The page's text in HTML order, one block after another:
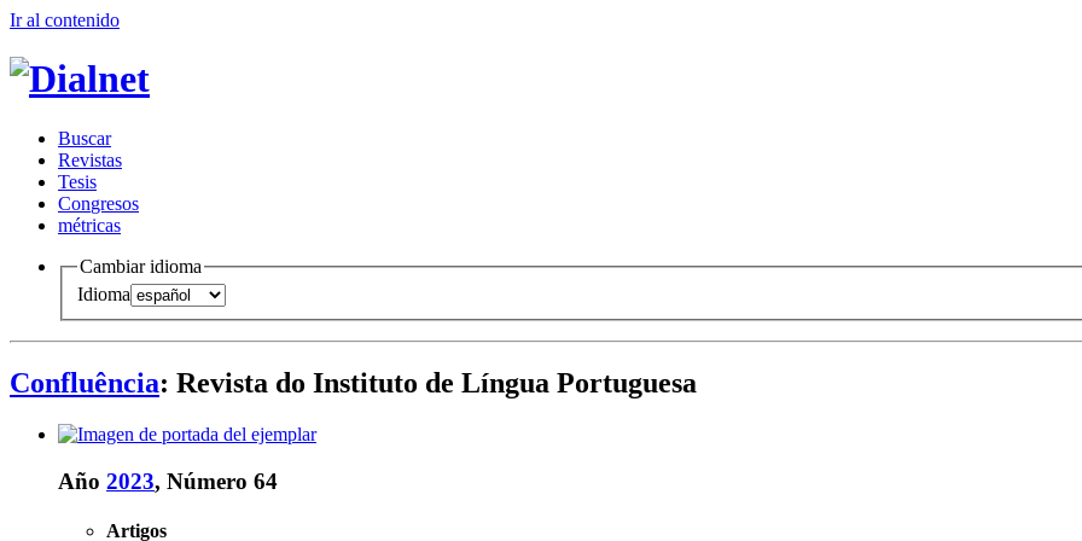
Ir al contenido
Buscar
Revistas
Tesis
Congresos
métricas
Cambiar idioma
Idioma
Confluência: Revista do Instituto de Língua Portuguesa
Año 2023, Número 64
Artigos